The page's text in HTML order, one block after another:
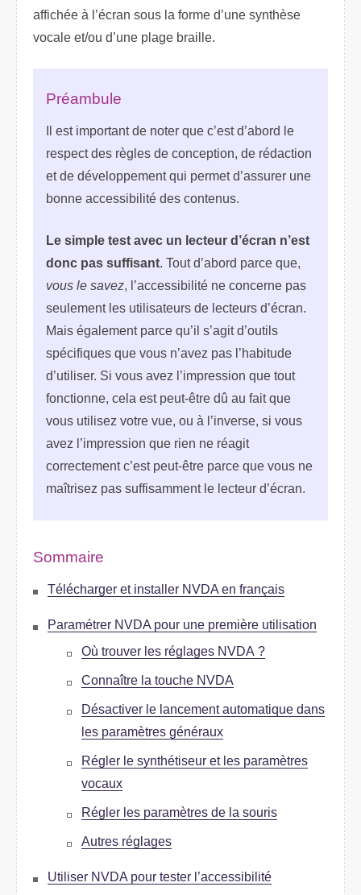
affichée à l’écran sous la forme d’une synthèse
vocale et/ou d’une plage braille.
Préambule
Il est important de noter que c’est d’abord le
respect des règles de conception, de rédaction
et de développement qui permet d’assurer une
bonne accessibilité des contenus.
Le simple test avec un lecteur d’écran n’est
donc pas suffisant. Tout d’abord parce que,
vous le savez, l’accessibilité ne concerne pas
seulement les utilisateurs de lecteurs d’écran.
Mais également parce qu’il s’agit d’outils
spécifiques que vous n’avez pas l’habitude
d’utiliser. Si vous avez l’impression que tout
fonctionne, cela est peut-être dû au fait que
vous utilisez votre vue, ou à l’inverse, si vous
avez l’impression que rien ne réagit
correctement c’est peut-être parce que vous ne
maîtrisez pas suffisamment le lecteur d’écran.
Sommaire
Télécharger et installer NVDA en français
Paramétrer NVDA pour une première utilisation
Où trouver les réglages NVDA ?
Connaître la touche NVDA
Désactiver le lancement automatique dans
les paramètres généraux
Régler le synthétiseur et les paramètres
vocaux
Régler les paramètres de la souris
Autres réglages
Utiliser NVDA pour tester l’accessibilité